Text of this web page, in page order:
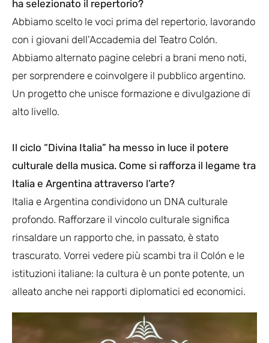
ha selezionato il repertorio?
Abbiamo scelto le voci prima del repertorio, lavorando
con i giovani dell’Accademia del Teatro Colón.
Abbiamo alternato pagine celebri a brani meno noti,
per sorprendere e coinvolgere il pubblico argentino.
Un progetto che unisce formazione e divulgazione di
alto livello.
Il ciclo “Divina Italia” ha messo in luce il potere
culturale della musica. Come si rafforza il legame tra
Italia e Argentina attraverso l’arte?
Italia e Argentina condividono un DNA culturale
profondo. Rafforzare il vincolo culturale significa
rinsaldare un rapporto che, in passato, è stato
trascurato. Vorrei vedere più scambi tra il Colón e le
istituzioni italiane: la cultura è un ponte potente, un
alleato anche nei rapporti diplomatici ed economici.